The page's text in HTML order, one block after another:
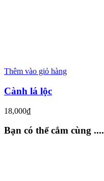
Thêm vào giỏ hàng
Cành lá lộc
18,000₫
Bạn có thể cắm cùng ....